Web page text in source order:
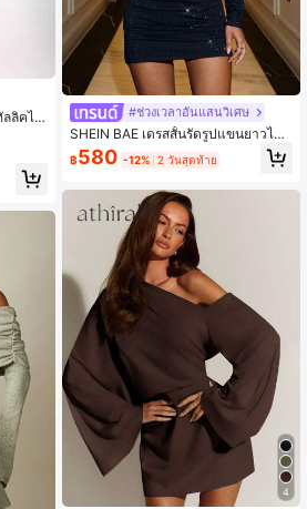
ลลิคไข
ทและ
#ช่วงเวลาอันแสนวิเศษ
SHEIN BAE เดรสสั้นรัดรูปแขนยาวไหล่
ไม่สมมาตรสีดำล้วนประดับคริสตัลไรน์
สโตนเงางามสไตล์หรูหราสำหรับฤดูใบ
ตี้ ไนต์คลับ งานค็อกเทล งานเลี้ยง งานก
ลางคืน เต้นรำ
฿580 -12% 2 วันสุดท้าย
4